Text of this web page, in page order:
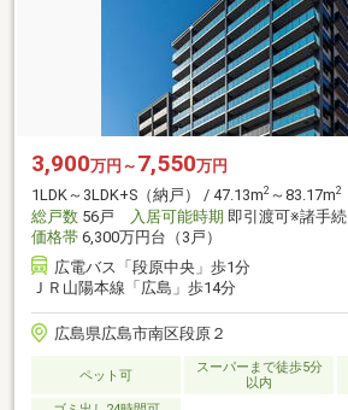
3,900万円～ 7,550万円
1LDK～3LDK+S（納戸） / 47.13m2 ～83.17m2
総戸数 56戸 入居可能時期 即引渡可※諸手
価格帯 6,300万円台（3戸）
広電バス「段原中央」歩1分
ＪＲ山陽本線「広島」歩14分
広島県広島市南区段原２
ペット可
スーパーまで徒歩5分
以内